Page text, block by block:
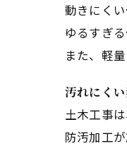
動きにく
ゆるすぎ
また、軽
汚れにく
土木工事
防汚加工